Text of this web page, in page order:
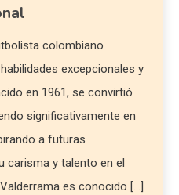
colombiano
excepcionales y
en 1961, se convirtió
significativamente en
a futuras
carisma y talento en el
es conocido […]